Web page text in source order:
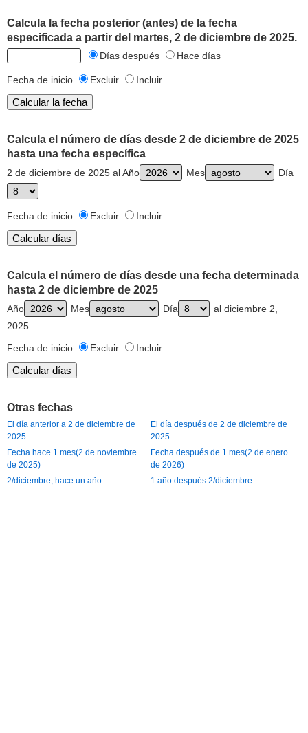
Calcula la fecha posterior (antes) de la fecha
especificada a partir del martes, 2 de diciembre de 2025.
Días después Hace días
Fecha de inicio Excluir Incluir
Calcula el número de días desde 2 de diciembre de 2025
hasta una fecha específica
2 de diciembre de 2025 al Año Mes Día
Fecha de inicio Excluir Incluir
Calcula el número de días desde una fecha determinada
hasta 2 de diciembre de 2025
Año Mes Día
al diciembre 2,
2025
Fecha de inicio
Excluir Incluir
Otras fechas
El día anterior a 2 de diciembre de
2025
El día después de 2 de diciembre de
2025
Fecha hace 1 mes(2 de noviembre
de 2025)
Fecha después de 1 mes(2 de enero
de 2026)
2/diciembre, hace un año
1 año después 2/diciembre